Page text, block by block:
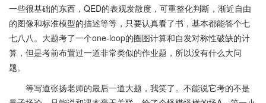
一些很基础的东西，QED的表观发散度，可重整化判断，渐近自由
的图像和标准模型的描述等等，只要认真看了书，基本都能答个七
七八八。大题考了一个one-loop的圈图计算和自发对称性破缺的计
算，但是考前布置过一道非常类似的作业题，所以没有什么大问
题。
等写道张扬老师的最后一道大题，我笑了。不能说它考的不是